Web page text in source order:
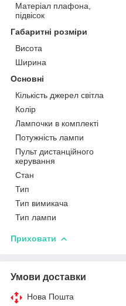
Матеріал плафона,
підвісок
Габаритні розміри
Висота
Ширина
Основні
Кількість джерел світла
Колір
Лампочки в комплекті
Потужність лампи
Пульт дистанційного
керування
Стан
Тип
Тип вимикача
Тип лампи
Приховати
Умови доставки
Нова Пошта